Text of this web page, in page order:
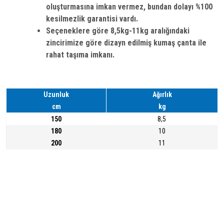
oluşturmasına imkan vermez, bundan dolayı %100
kesilmezlik garantisi vardı.
Seçeneklere göre 8,5kg-11kg aralığındaki
zincirimize göre dizayn edilmiş kumaş çanta ile
rahat taşıma imkanı.
Uzunluk
cm
Ağırlık
kg
150
8,5
180
10
200
11